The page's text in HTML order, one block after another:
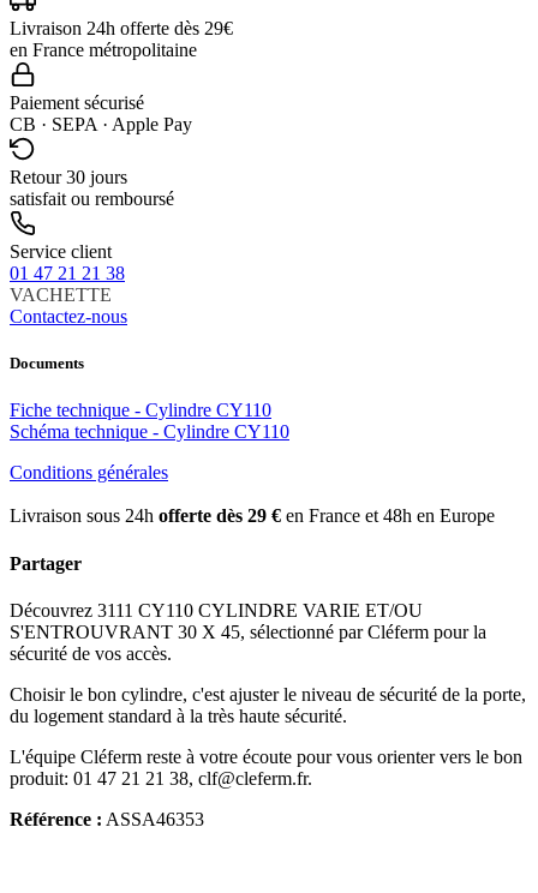
Livraison 24h offerte dès 29€
en France métropolitaine
Paiement sécurisé
CB · SEPA · Apple Pay
Retour 30 jours
satisfait ou remboursé
Service client
01 47 21 21 38
VACHETTE
Contactez-nous
Documents
Fiche technique - Cylindre CY110
Schéma technique - Cylindre CY110
Conditions générales
Livraison sous 24h offerte dès 29 € en France et 48h en Europe
Partager
Découvrez 3111 CY110 CYLINDRE VARIE ET/OU
S'ENTROUVRANT 30 X 45, sélectionné par Cléferm pour la
sécurité de vos accès.
Choisir le bon cylindre, c'est ajuster le niveau de sécurité de la porte,
du logement standard à la très haute sécurité.
L'équipe Cléferm reste à votre écoute pour vous orienter vers le bon
produit: 01 47 21 21 38, clf@cleferm.fr.
Référence : ASSA46353